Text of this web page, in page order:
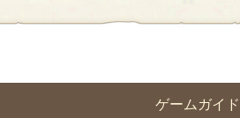
ゲームガイド